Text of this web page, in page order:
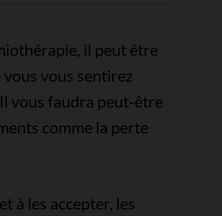
il peut être
vous vous sentirez
vous faudra peut-être
comme la perte
à les accepter, les